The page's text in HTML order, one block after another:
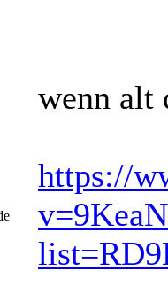
wenn alt
https://